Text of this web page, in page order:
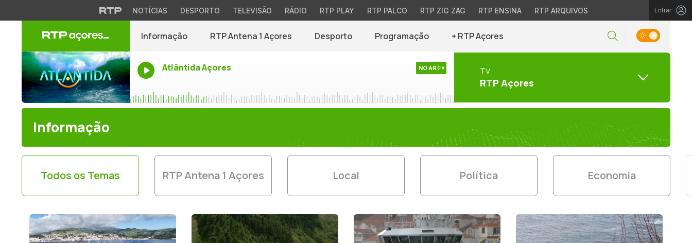
NOTÍCIAS DESPORTO TELEVISÃO RÁDIO RTP PLAY RTP PALCO RTP ZIG ZAG RTP ENSINA RTP ARQUIVOS Entrar
Informação RTP Antena 1 Açores Desporto Programação + RTP Açores
Atlântida Açores NO AR TV
RTP Açores
Informação
Todos os Temas RTP Antena 1 Açores Local Política Economia